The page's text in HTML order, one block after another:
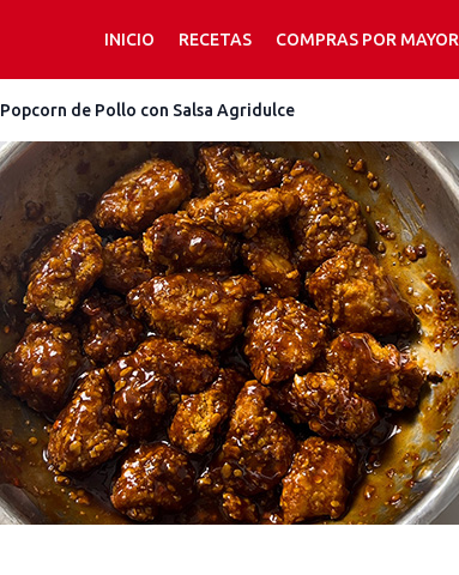
INICIO RECETAS COMPRAS POR MAYOR
Popcorn de Pollo con Salsa Agridulce